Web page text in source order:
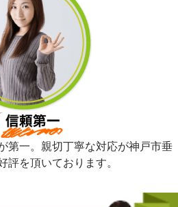
第一。親切丁寧な対応が神戸市垂
評を頂いております。